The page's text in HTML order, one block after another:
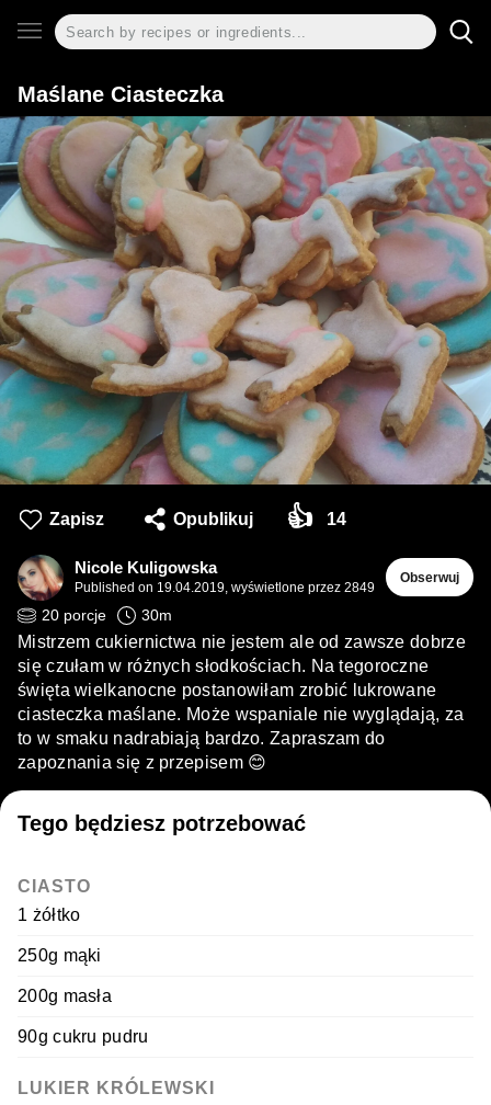
Maślane Ciasteczka
Zapisz Opublikuj 👍 14
Nicole Kuligowska
Published on 19.04.2019, wyświetlone przez 2849
Obserwuj
20 porcje 30m
Mistrzem cukiernictwa nie jestem ale od zawsze dobrze
się czułam w różnych słodkościach. Na tegoroczne
święta wielkanocne postanowiłam zrobić lukrowane
ciasteczka maślane. Może wspaniale nie wyglądają, za
to w smaku nadrabiają bardzo. Zapraszam do
zapoznania się z przepisem 😊
Tego będziesz potrzebować
CIASTO
1 żółtko
250g mąki
200g masła
90g cukru pudru
LUKIER KRÓLEWSKI